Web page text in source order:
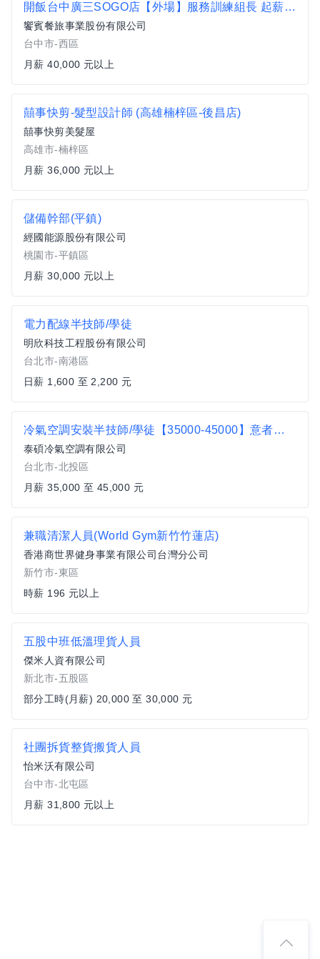
開飯台中廣三SOGO店【外場】服務訓練組長 起薪40000
饗賓餐旅事業股份有限公司
台中市-西區
月薪 40,000 元以上
囍事快剪-髮型設計師 (高雄楠梓區-後昌店)
囍事快剪美髮屋
高雄市-楠梓區
月薪 36,000 元以上
儲備幹部(平鎮)
經國能源股份有限公司
桃園市-平鎮區
月薪 30,000 元以上
電力配線半技師/學徒
明欣科技工程股份有限公司
台北市-南港區
日薪 1,600 至 2,200 元
冷氣空調安裝半技師/學徒【35000-45000】意者電洽 0988119998陳小姐
泰碩冷氣空調有限公司
台北市-北投區
月薪 35,000 至 45,000 元
兼職清潔人員(World Gym新竹竹蓮店)
香港商世界健身事業有限公司台灣分公司
新竹市-東區
時薪 196 元以上
五股中班低溫理貨人員
傑米人資有限公司
新北市-五股區
部分工時(月薪) 20,000 至 30,000 元
社團拆貨整貨搬貨人員
怡米沃有限公司
台中市-北屯區
月薪 31,800 元以上